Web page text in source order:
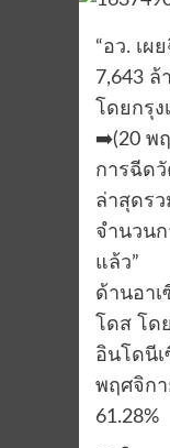
“อว. เ
7,643
โดยกรุ
➡️(20 พ
การฉีด
ล่าสุดร
จำนวน
แล้ว”
ด้านอา
โดส โด
อินโดนี
พฤศจิก
61.28%